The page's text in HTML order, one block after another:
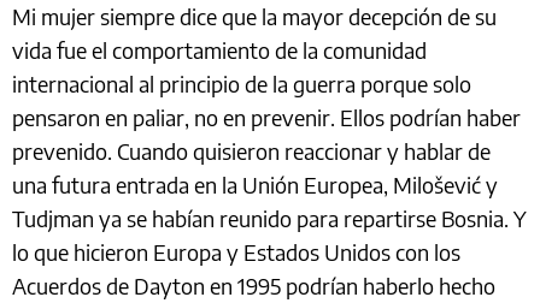
Mi mujer siempre dice que la mayor decepción de su
vida fue el comportamiento de la comunidad
internacional al principio de la guerra porque solo
pensaron en paliar, no en prevenir. Ellos podrían haber
prevenido. Cuando quisieron reaccionar y hablar de
una futura entrada en la Unión Europea, Milošević y
Tudjman ya se habían reunido para repartirse Bosnia. Y
lo que hicieron Europa y Estados Unidos con los
Acuerdos de Dayton en 1995 podrían haberlo hecho